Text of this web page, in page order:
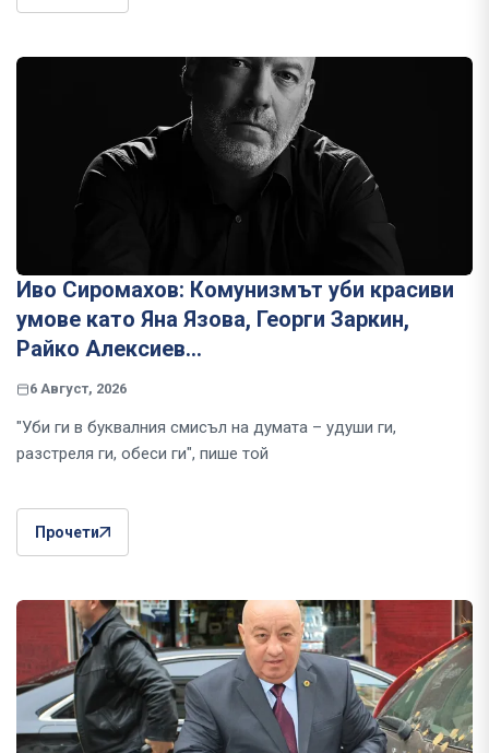
Иво Сиромахов: Комунизмът уби красиви
умове като Яна Язова, Георги Заркин,
Райко Алексиев...
6 Август, 2026
"Уби ги в буквалния смисъл на думата – удуши ги,
разстреля ги, обеси ги", пише той
Прочети